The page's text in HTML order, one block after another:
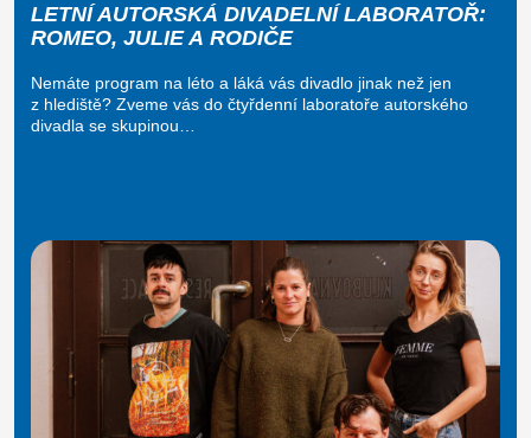
LETNÍ AUTORSKÁ DIVADELNÍ LABORATOŘ:
ROMEO, JULIE A RODIČE
Nemáte program na léto a láká vás divadlo jinak než jen
z hlediště? Zveme vás do čtyřdenní laboratoře autorského
divadla se skupinou…